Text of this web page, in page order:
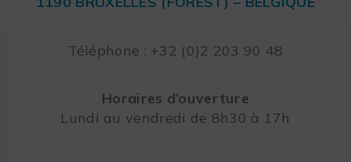
Téléphone : +32 (0)2 203 90 48
Horaires d’ouverture
Lundi au vendredi de 8h30 à 17h